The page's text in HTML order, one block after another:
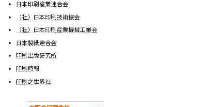
日本印刷産業連合会
（社）日本印刷技術協会
（社）日本印刷産業機械工業会
日本製紙連合会
印刷出版研究所
印刷時報
印刷之世界社